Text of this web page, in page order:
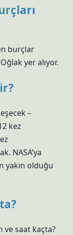
burçlar
yer alıyor.
–
kez
NASA’ya
yakın olduğu
ve saat kaçta?